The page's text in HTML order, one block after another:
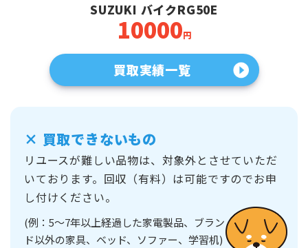
SUZUKI バイクRG50E
10000円
買取実績一覧
× 買取できないもの
リユースが難しい品物は、対象外とさせていただ
いております。 回収（有料）は可能ですのでお申
し付けください。
(例：5～7年以上経過した家電製品、ブラン
ド以外の家具、ベッド、ソファー、学習机)